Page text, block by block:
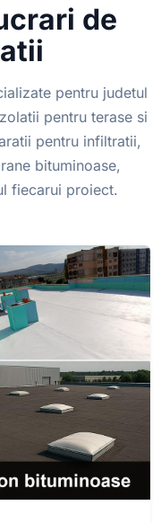
de
pentru judetul
pentru terase si
pentru infiltratii,
bituminoase,
fiecarui proiect.